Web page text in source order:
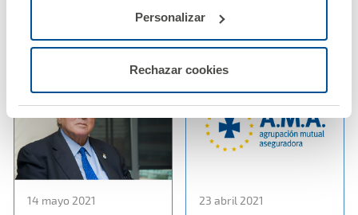
Personalizar
Rechazar cookies
14 mayo 2021 23 abril 2021